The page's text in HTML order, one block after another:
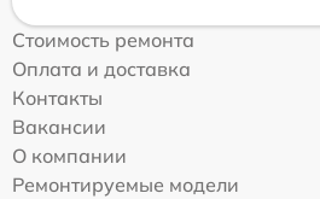
Стоимость ремонта
Оплата и доставка
Контакты
Вакансии
О компании
Ремонтируемые модели